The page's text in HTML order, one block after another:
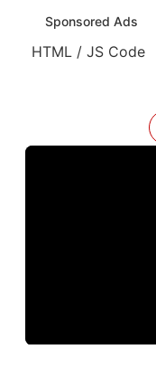
Sponsored Ads
HTML / JS Code